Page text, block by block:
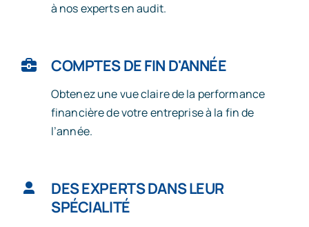
à nos experts en audit.
COMPTES DE FIN D'ANNÉE
Obtenez une vue claire de la performance
financière de votre entreprise à la fin de
l’année.
DES EXPERTS DANS LEUR
SPÉCIALITÉ